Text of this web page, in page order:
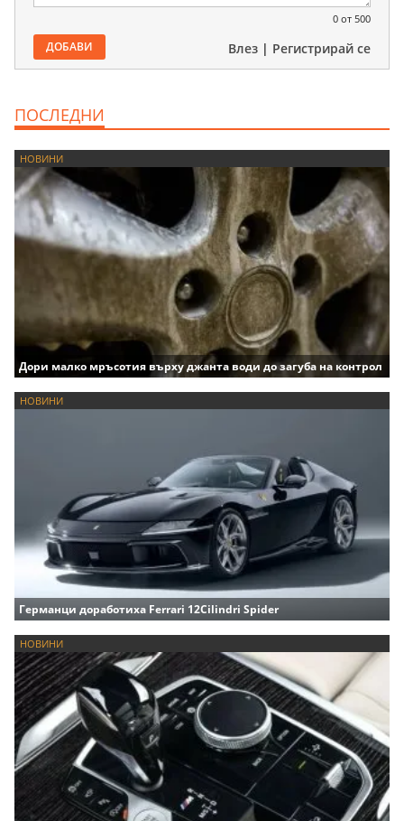
0 от 500
ДОБАВИ Влез | Регистрирай се
ПОСЛЕДНИ
НОВИНИ
Дори малко мръсотия върху джанта води до загуба на контрол
НОВИНИ
Германци доработиха Ferrari 12Cilindri Spider
НОВИНИ